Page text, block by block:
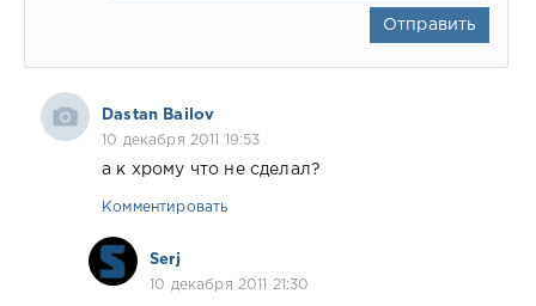
Отправить
Dastan Bailov
10 декабря 2011 19:53
а к хрому что не сделал?
Комментировать
Serj
10 декабря 2011 21:30